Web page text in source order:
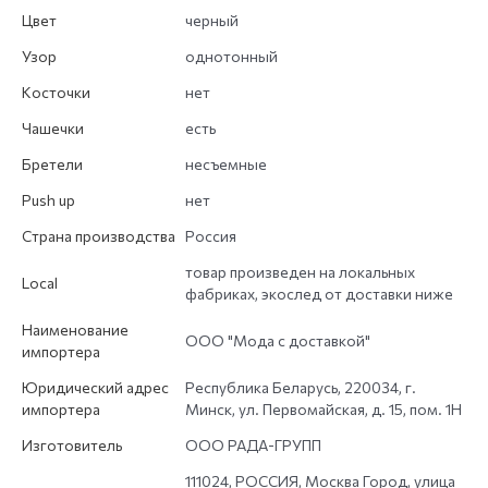
Цвет
черный
Узор
однотонный
Косточки
нет
Чашечки
есть
Бретели
несъемные
Push up
нет
Страна производства Россия
Local
товар произведен на локальных
фабриках, экослед от доставки ниже
Наименование
импортера
ООО "Мода с доставкой"
Юридический адрес
импортера
Республика Беларусь, 220034, г.
Минск, ул. Первомайская, д. 15, пом. 1Н
Изготовитель
ООО РАДА-ГРУПП
111024, РОССИЯ, Москва Город, улица